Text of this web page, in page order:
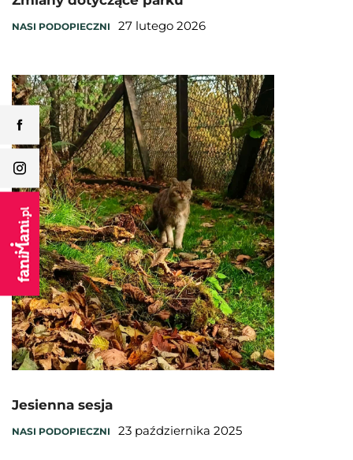
NASI PODOPIECZNI 27 lutego 2026
Jesienna sesja
NASI PODOPIECZNI 23 października 2025